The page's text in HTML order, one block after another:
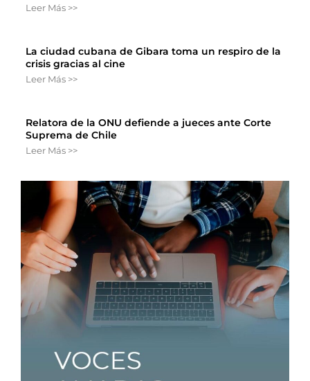
Leer Más >>
La ciudad cubana de Gibara toma un respiro de la
crisis gracias al cine
Leer Más >>
Relatora de la ONU defiende a jueces ante Corte
Suprema de Chile
Leer Más >>